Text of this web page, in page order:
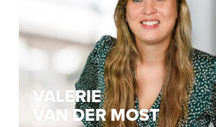
VALERIE
VAN DER MOST